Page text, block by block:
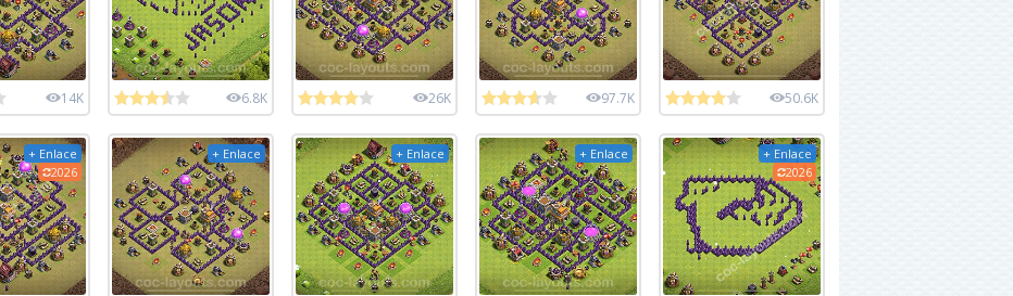
14K 6.8K 26K 97.7K 50.6K
+ Enlace
2026
+ Enlace + Enlace + Enlace
+ Enlace
2026